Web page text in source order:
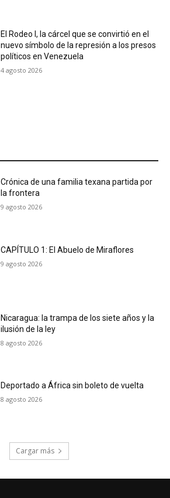
El Rodeo I, la cárcel que se convirtió en el
nuevo símbolo de la represión a los presos
políticos en Venezuela
4 agosto 2026
Crónica de una familia texana partida por
la frontera
9 agosto 2026
CAPÍTULO 1: El Abuelo de Miraflores
9 agosto 2026
Nicaragua: la trampa de los siete años y la
ilusión de la ley
8 agosto 2026
Deportado a África sin boleto de vuelta
8 agosto 2026
Cargar más